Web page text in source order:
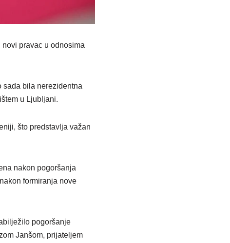
pravac u odnosima
sada bila nerezidentna
u Ljubljani.
što predstavlja važan
nakon pogoršanja
formiranja nove
pogoršanje
Janšom, prijateljem